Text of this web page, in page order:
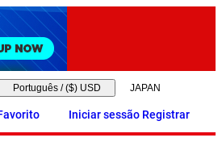
Português / ($) USD
Iniciar sessão Registrar